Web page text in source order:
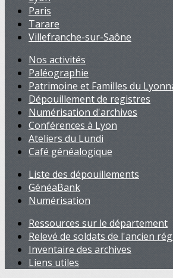
Paris
Tarare
Villefranche-sur-Saône
Nos activités
Paléographie
Patrimoine et Familles du
Dépouillement de registres
Numérisation d'archives
Conférences à Lyon
Ateliers du Lundi
Café généalogique
Liste des dépouillements
GénéaBank
Numérisation
Ressources sur le département
Relevé de soldats de l'ancien
Inventaire des archives
Liens utiles